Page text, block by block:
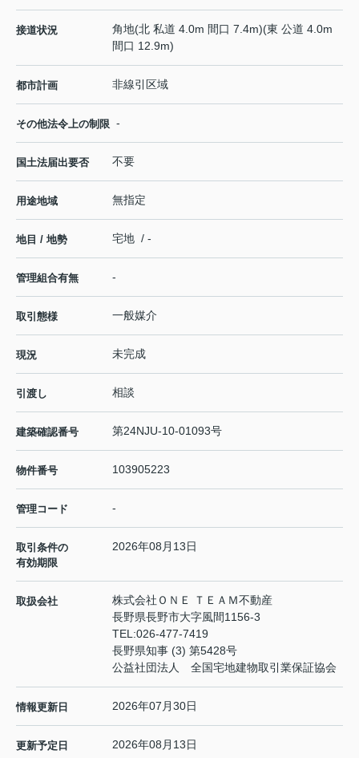
接道状況
角地(北 私道 4.0m 間口 7.4m)(東 公道 4.0m
間口 12.9m)
都市計画 非線引区域
その他法令上の制限 -
国土法届出要否 不要
用途地域 無指定
地目 / 地勢 宅地 / -
管理組合有無 -
取引態様 一般媒介
現況 未完成
引渡し 相談
建築確認番号 第24NJU-10-01093号
物件番号 103905223
管理コード -
取引条件の
有効期限
2026年08月13日
取扱会社
株式会社ＯＮＥ ＴＥＡＭ不動産
長野県長野市大字風間1156-3
TEL:026-477-7419
長野県知事 (3) 第5428号
公益社団法人 全国宅地建物取引業保証協会
情報更新日 2026年07月30日
更新予定日 2026年08月13日